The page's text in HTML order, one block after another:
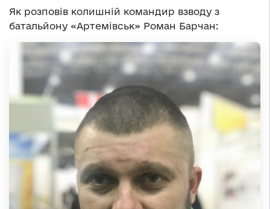
Як розповів колишній командир взводу з
батальйону «Артемівськ» Роман Барчан: